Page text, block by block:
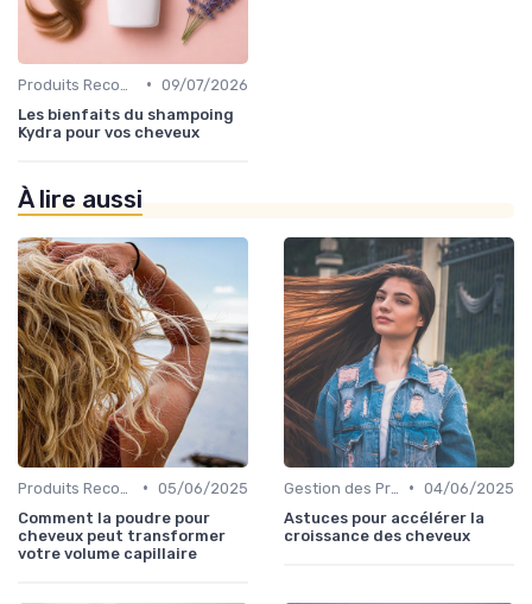
• 09/07/2026
Les bienfaits du shampoing
Kydra pour vos cheveux
À lire aussi
• 05/06/2025
Comment la poudre pour
cheveux peut transformer
votre volume capillaire
• 04/06/2025
Astuces pour accélérer la
croissance des cheveux